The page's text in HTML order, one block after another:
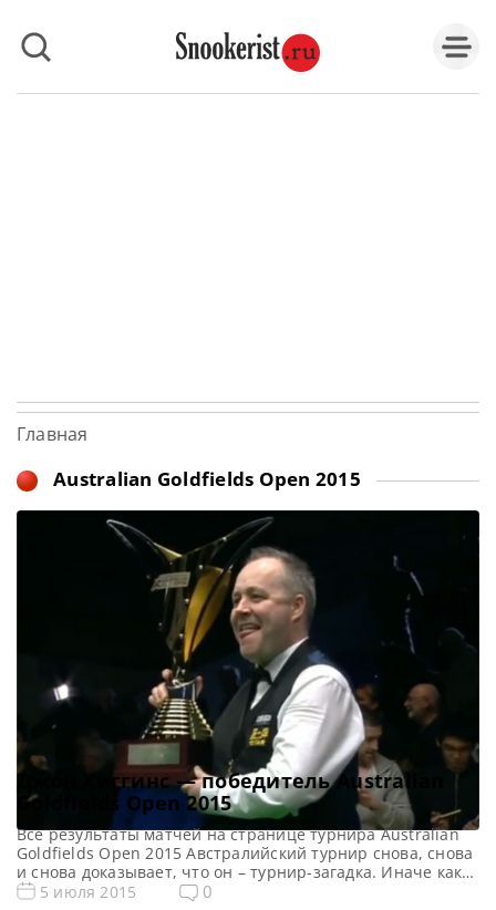
Главная
Australian Goldfields Open 2015
Джон Хиггинс — победитель Australian
Goldfields Open 2015
Все результаты матчей на странице турнира Australian
Goldfields Open 2015 Австралийский турнир снова, снова
и снова доказывает, что он – турнир-загадка. Иначе как
загадкой сложно назвать уверенную победу Мартина
5 июля 2015 0